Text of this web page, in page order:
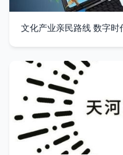
文化产业亲民路线 数字时